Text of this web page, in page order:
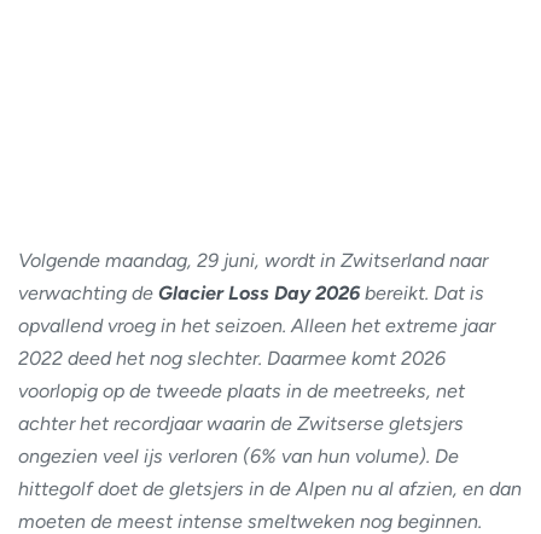
Volgende maandag, 29 juni, wordt in Zwitserland naar
verwachting de Glacier Loss Day 2026bereikt. Dat is
opvallend vroeg in het seizoen. Alleen het extreme jaar
2022 deed het nog slechter. Daarmee komt 2026
voorlopig op de tweede plaats in de meetreeks, net
achter het recordjaar waarin de Zwitserse gletsjers
ongezien veel ijs verloren (6% van hun volume). De
hittegolf doet de gletsjers in de Alpen nu al afzien, en dan
moeten de meest intense smeltweken nog beginnen.